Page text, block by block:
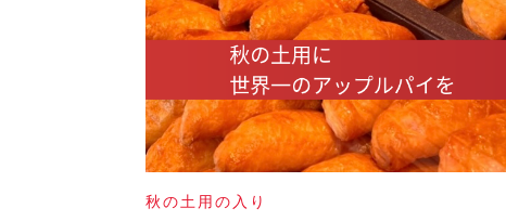
秋の土用の入り